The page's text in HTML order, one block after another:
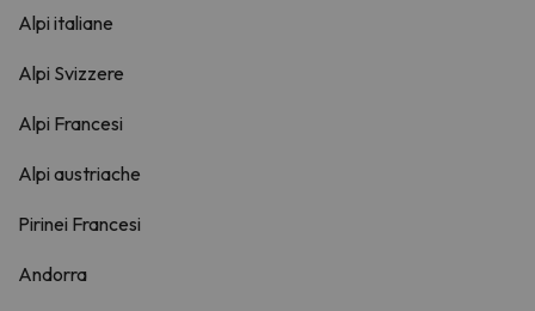
Alpi italiane
Alpi Svizzere
Alpi Francesi
Alpi austriache
Pirinei Francesi
Andorra